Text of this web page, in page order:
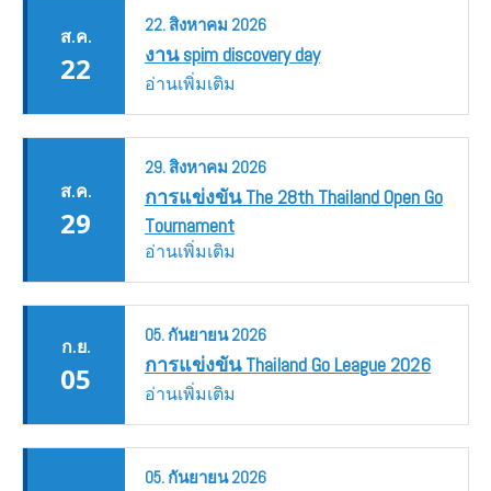
ส.ค.
22
22.สิงหาคม 2026
งาน spim discovery day
อ่านเพิ่มเติม
ส.ค.
29
29.สิงหาคม 2026
การแข่งขัน The 28th Thailand Open Go
Tournament
อ่านเพิ่มเติม
ก.ย.
05
05. กันยายน2026
การแข่งขัน Thailand Go League 2026
อ่านเพิ่มเติม
05. กันยายน2026